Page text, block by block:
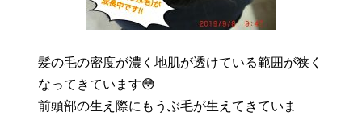
髪の毛の密度が濃く地肌が透けている範囲が狭く
なってきています😳
前頭部の生え際にもうぶ毛が生えてきていま